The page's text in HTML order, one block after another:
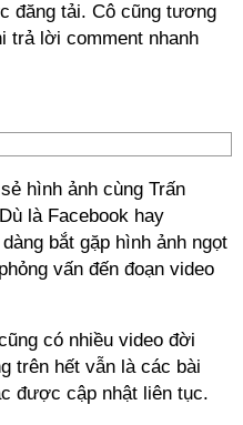
đăng tải. Cô cũng tương
trả lời comment nhanh
hình ảnh cùng Trấn
là Facebook hay
bắt gặp hình ảnh ngọt
vấn đến đoạn video
có nhiều video đời
trên hết vẫn là các bài
được cập nhật liên tục.